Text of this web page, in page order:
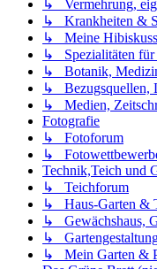
↳ Vermehrung,
↳ Krankheiten &
↳ Meine
↳ Spezialitäten für
↳ Botanik,
↳ Bezugsquellen,
↳ Medien,
Fotografie
↳ Fotoforum
↳
Technik,Teich und
↳ Teichforum
↳ Haus-Garten &
↳ Gewächshaus,
↳
↳ Mein Garten &